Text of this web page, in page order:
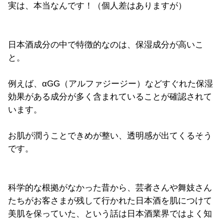
実は、本当なんです！（個人差はありますが）
日本酒成分の中で特徴的なのは、保湿成分が高いこ
と。
例えば、αGG（アルファジージー）などすぐれた保湿
効果がある成分が多く含まれていることが確認されて
います。
お肌が潤うことできめが整い、透明感が出てくるそう
です。
科学的な根拠がなかった昔から、芸者さんや舞妓さん
たちがお客さまが残して行かれた日本酒を肌につけて
美肌を保っていた、という話は日本酒業界ではよく知